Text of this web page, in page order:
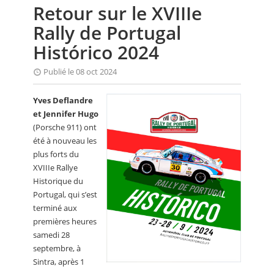
ANNUAIRES
PETITES ANNONCES
Retour sur le XVIIIe
Rally de Portugal
Histórico 2024
Publié le 08 oct 2024
Yves Deflandre
et Jennifer Hugo
(Porsche 911) ont
été à nouveau les
plus forts du
XVIIIe Rallye
Historique du
Portugal, qui s’est
terminé aux
premières heures
samedi 28
septembre, à
Sintra, après 1